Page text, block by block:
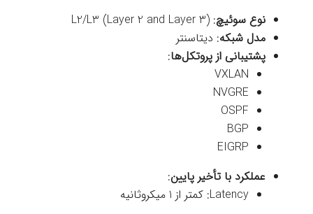
نوع سوئیچ: L2/L3 (Layer 2 and Layer 3)
مدل شبکه: دیتاسنتر
پشتیبانی از پروتکل‌ها:
VXLAN
NVGRE
OSPF
BGP
EIGRP
عملکرد با تأخیر پایین:
Latency: کمتر از 1 میکروثانیه